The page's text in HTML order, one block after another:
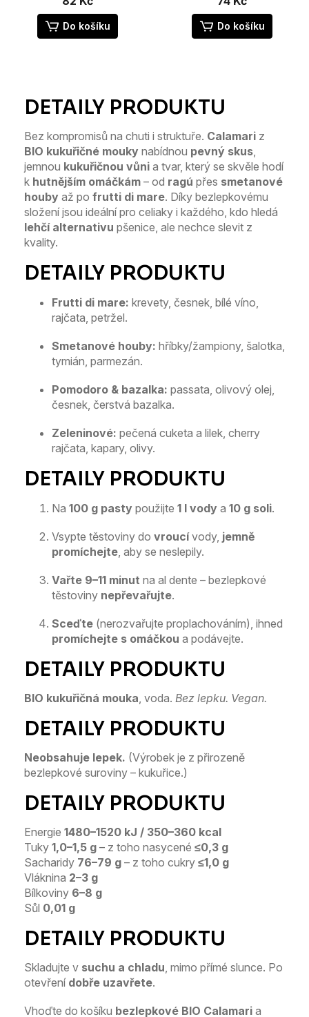
Do košíku Do košíku
Bez kompromisů na chuti i struktuře. Calamari z
BIO kukuřičné mouky nabídnou pevný skus
jemnou kukuřičnou vůni a tvar, který se skvěle hodí
k hutnějším omáčkám – od ragú přes smetanové
houby až po frutti di mare. Díky bezlepkovému
složení jsou ideální pro celiaky i každého, kdo hledá
lehčí alternativu pšenice, ale nechce slevit z
kvality.
Frutti di mare: krevety, česnek, bílé víno,
rajčata, petržel.
Smetanové houby: hříbky/žampiony, šalotka,
tymián, parmezán.
Pomodoro & bazalka: passata, olivový olej,
česnek, čerstvá bazalka.
Zeleninové: pečená cuketa a lilek, cherry
rajčata, kapary, olivy.
Na 100 g pasty použijte 1 l vody a 10 g soli.
Vsypte těstoviny do vroucívody, jemně
promíchejte , aby se neslepily.
Vařte 9–11 minut na al dente – bezlepkové
těstoviny nepřevařujte.
Sceďte (nerozvařujte proplachováním), ihned
promíchejte s omáčkou a podávejte.
BIO kukuřičná mouka , voda. Bez lepku. Vegan.
Neobsahuje lepek. (Výrobek je z přirozeně
bezlepkové suroviny – kukuřice.)
Energie 1480–1520 kJ / 350–360 kcal
Tuky 1,0–1,5 g – z toho nasycené ≤0,3 g
Sacharidy 76–79 g – z toho cukry ≤1,0 g
Vláknina 2–3 g
Bílkoviny 6–8 g
Sůl 0,01 g
Skladujte v suchu a chladu , mimo přímé slunce. Po
otevření dobře uzavřete.
Vhoďte do košíku bezlepkové BIO Calamari a